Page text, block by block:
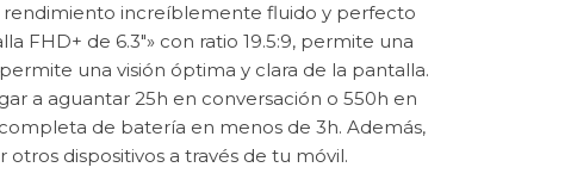
rendimiento increíblemente fluido y perfecto
FHD+ de 6.3″» con ratio 19.5:9, permite una
una visión óptima y clara de la pantalla.
a aguantar 25h en conversación o 550h en
de batería en menos de 3h. Además,
dispositivos a través de tu móvil.